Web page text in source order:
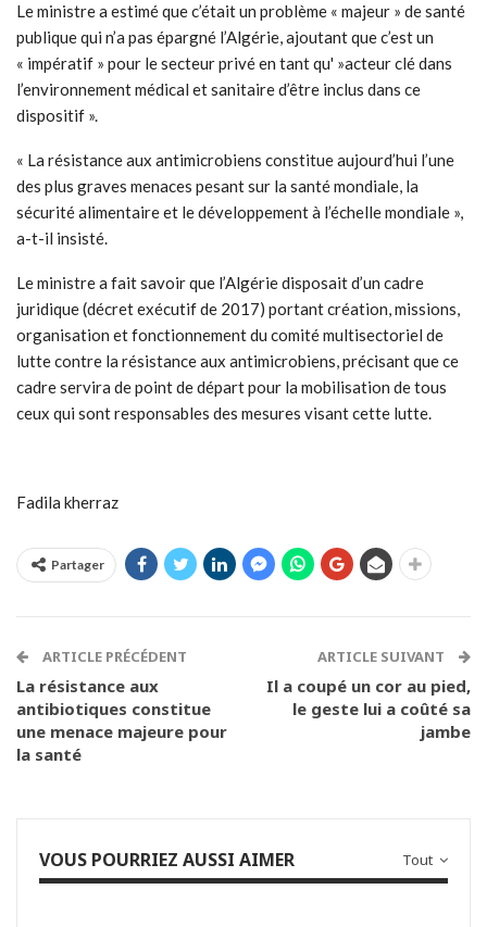
Le ministre a estimé que c’était un problème « majeur » de santé
publique qui n’a pas épargné l’Algérie, ajoutant que c’est un
« impératif » pour le secteur privé en tant qu' »acteur clé dans
l’environnement médical et sanitaire d’être inclus dans ce
dispositif ».
« La résistance aux antimicrobiens constitue aujourd’hui l’une
des plus graves menaces pesant sur la santé mondiale, la
sécurité alimentaire et le développement à l’échelle mondiale »,
a-t-il insisté.
Le ministre a fait savoir que l’Algérie disposait d’un cadre
juridique (décret exécutif de 2017) portant création, missions,
organisation et fonctionnement du comité multisectoriel de
lutte contre la résistance aux antimicrobiens, précisant que ce
cadre servira de point de départ pour la mobilisation de tous
ceux qui sont responsables des mesures visant cette lutte.
Fadila kherraz
Partager
ARTICLE PRÉCÉDENT
La résistance aux
antibiotiques constitue
une menace majeure pour
la santé
ARTICLE SUIVANT
Il a coupé un cor au pied,
le geste lui a coûté sa
jambe
Tout
VOUS POURRIEZ AUSSI AIMER